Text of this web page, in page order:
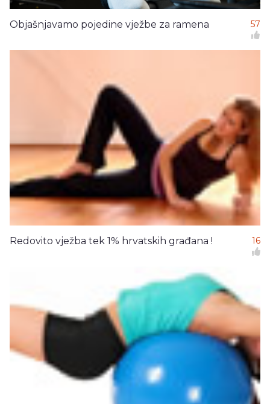
Objašnjavamo pojedine vježbe za ramena 57
Redovito vježba tek 1% hrvatskih građana ! 16